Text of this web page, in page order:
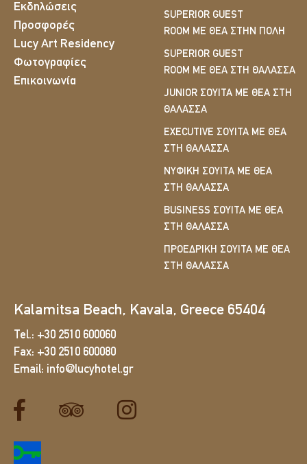
Εκδηλώσεις
Προσφορές
Lucy Art Residency
Φωτογραφίες
Επικοινωνία
SUPERIOR GUEST
ROOM ΜΕ ΘΈΑ ΣΤΗΝ ΠΌΛΗ
SUPERIOR GUEST
ROOM ΜΕ ΘΈΑ ΣΤΗ ΘΆΛΑΣΣΑ
JUNIOR ΣΟΥΊΤΑ ΜΕ ΘΈΑ ΣΤΗ
ΘΆΛΑΣΣΑ
EXECUTIVE ΣΟΥΊΤΑ ΜΕ ΘΈΑ
ΣΤΗ ΘΆΛΑΣΣΑ
ΝΥΦΙΚΉ ΣΟΥΊΤΑ ΜΕ ΘΈΑ
ΣΤΗ ΘΆΛΑΣΣΑ
BUSINESS ΣΟΥΊΤΑ ΜΕ ΘΈΑ
ΣΤΗ ΘΆΛΑΣΣΑ
ΠΡΟΕΔΡΙΚΉ ΣΟΥΊΤΑ ΜΕ ΘΈΑ
ΣΤΗ ΘΆΛΑΣΣΑ
Kalamitsa Beach, Kavala, Greece 65404
Tel.: +30 2510 600060
Fax: +30 2510 600080
Email: info@lucyhotel.gr